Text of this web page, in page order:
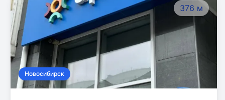
обучению.
376 м
Новосибирск